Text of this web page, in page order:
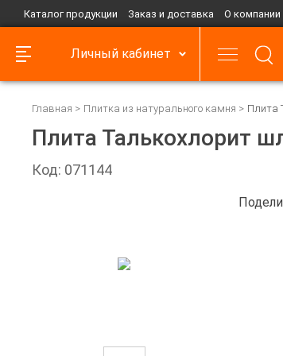
Каталог продукции Заказ и доставка О компании
Личный кабинет
Главная Плитка из натурального камня Плита
Плита Талькохлорит
Код: 071144